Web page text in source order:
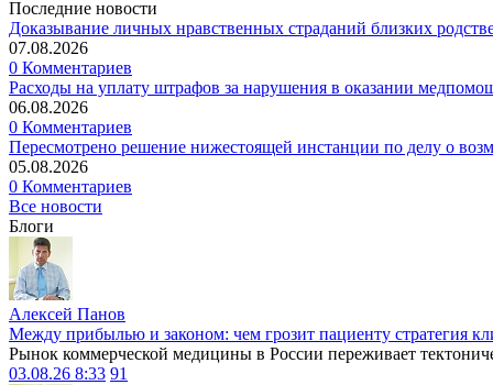
Последние новости
Доказывание личных нравственных страданий близких
07.08.2026
0 Комментариев
Расходы на уплату штрафов за нарушения в оказании
06.08.2026
0 Комментариев
Пересмотрено решение нижестоящей инстанции по делу о
05.08.2026
0 Комментариев
Все новости
Блоги
Алексей Панов
Между прибылью и законом: чем грозит пациенту стратегия
Рынок коммерческой медицины в России переживает
03.08.26 8:33 91